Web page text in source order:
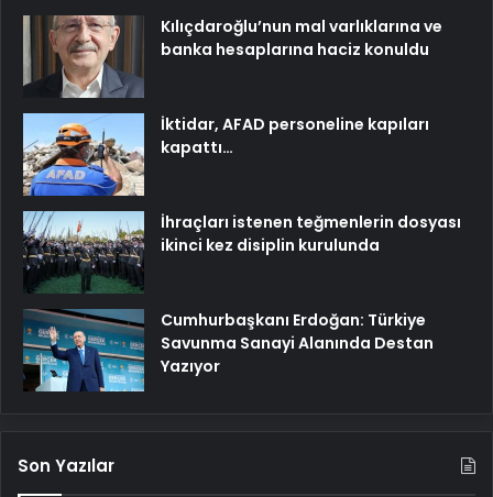
Kılıçdaroğlu’nun mal varlıklarına ve
banka hesaplarına haciz konuldu
İktidar, AFAD personeline kapıları
kapattı…
İhraçları istenen teğmenlerin dosyası
ikinci kez disiplin kurulunda
Cumhurbaşkanı Erdoğan: Türkiye
Savunma Sanayi Alanında Destan
Yazıyor
Son Yazılar